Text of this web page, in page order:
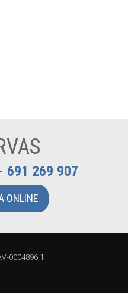
691 269 907
ONLINE
0004896.1